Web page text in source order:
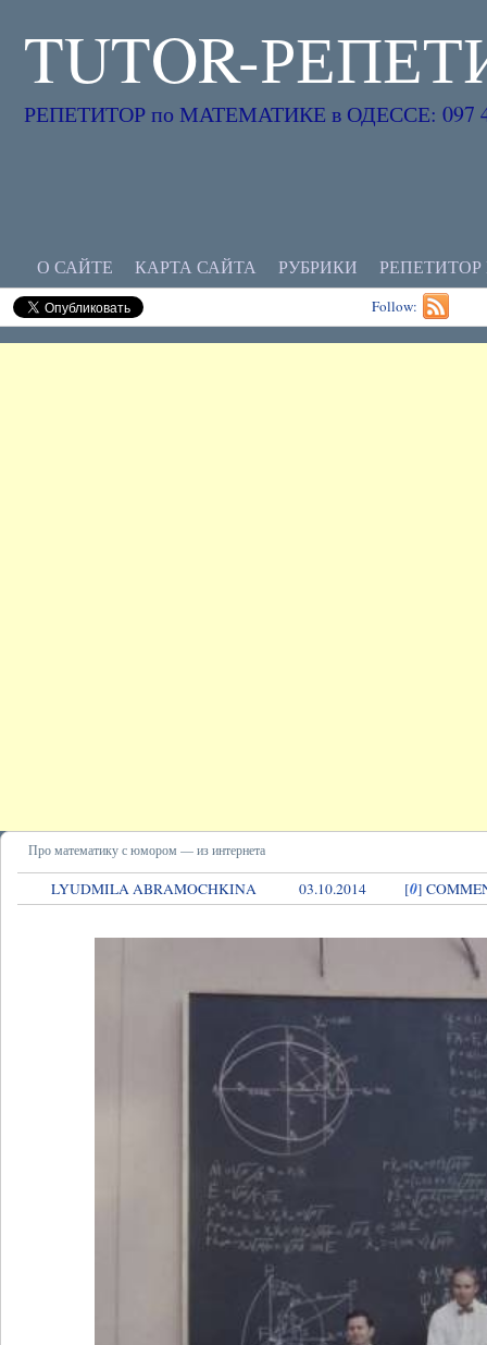
TUTOR-
РЕПЕТИТОР по МАТЕМАТИКЕ в ОДЕССЕ: 097
О САЙТЕ КАРТА САЙТА РУБРИКИ
Follow:
Про математику с юмором — из интернета
LYUDMILA ABRAMOCHKINA 03.10.2014 [0]